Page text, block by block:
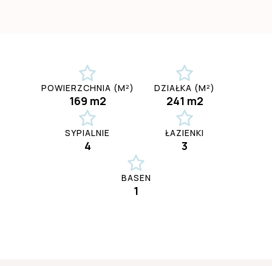
POWIERZCHNIA (M²)
169 m2
DZIAŁKA (M²)
241 m2
SYPIALNIE
4
ŁAZIENKI
3
BASEN
1